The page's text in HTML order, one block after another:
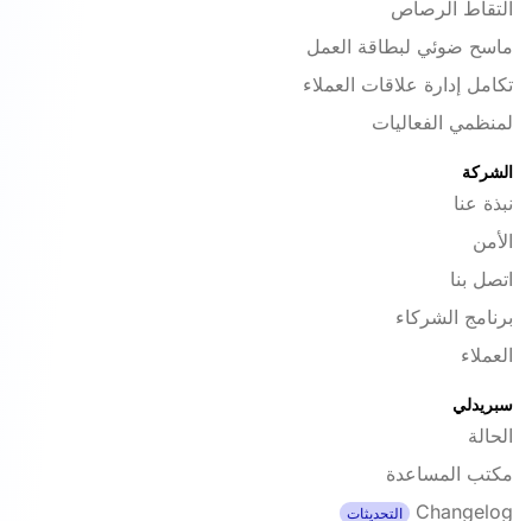
التقاط الرصاص
ماسح ضوئي لبطاقة العمل
تكامل إدارة علاقات العملاء
لمنظمي الفعاليات
الشركة
نبذة عنا
الأمن
اتصل بنا
برنامج الشركاء
العملاء
سبريدلي
الحالة
مكتب المساعدة
Changelog
التحديثات